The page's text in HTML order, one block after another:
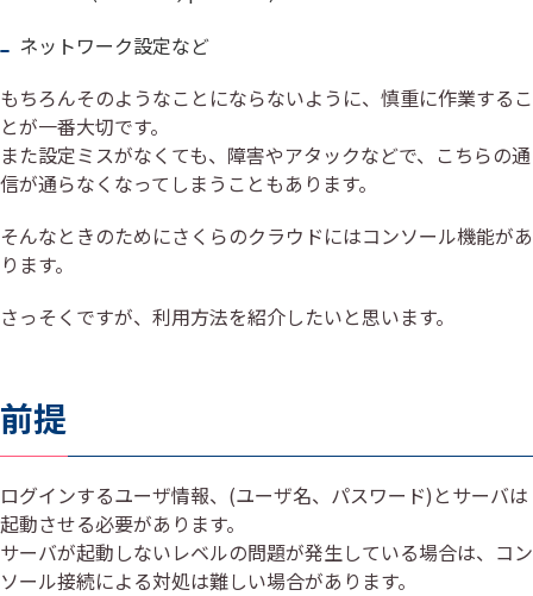
ネットワーク設定など
もちろんそのようなことにならないように、慎重に作業するこ
とが一番大切です。
また設定ミスがなくても、障害やアタックなどで、こちらの通
信が通らなくなってしまうこともあります。
そんなときのためにさくらのクラウドにはコンソール機能があ
ります。
さっそくですが、利用方法を紹介したいと思います。
前提
ログインするユーザ情報、(ユーザ名、パスワード)とサーバは
起動させる必要があります。
サーバが起動しないレベルの問題が発生している場合は、コン
ソール接続による対処は難しい場合があります。